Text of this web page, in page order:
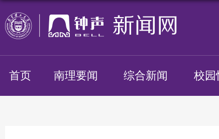
首页 南理要闻 综合新闻 校园